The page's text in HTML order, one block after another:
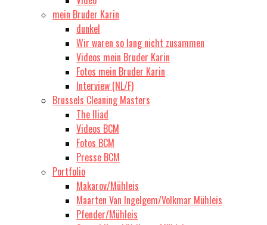
mein Bruder Karin
dunkel
Wir waren so lang nicht zusammen
Videos mein Bruder Karin
Fotos mein Bruder Karin
Interview (NL/F)
Brussels Cleaning Masters
The Iliad
Videos BCM
Fotos BCM
Presse BCM
Portfolio
Makarov/Mühleis
Maarten Van Ingelgem/Volkmar Mühleis
Pfender/Mühleis